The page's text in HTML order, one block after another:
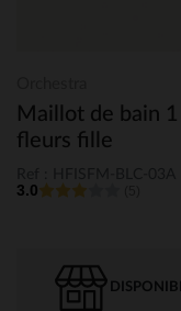
Maillot de bain
fleurs fille
3.0